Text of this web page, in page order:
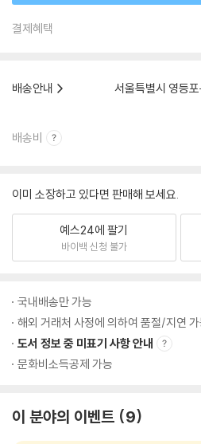
결제혜택
배송안내
서울특별시 영등
배송비
이미 소장하고 있다면 판매해 보세요.
예스24에 팔기
바이백 신청 불가
국내배송만 가능
해외 거래처 사정에 의하여 품절/지연
도서 정보 중 미표기 사항 안내
문화비소득공제 가능
이 분야의 이벤트 9